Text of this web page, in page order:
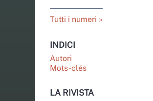
Tutti i numeri
INDICI
Autori
Mots-clés
LA RIVISTA